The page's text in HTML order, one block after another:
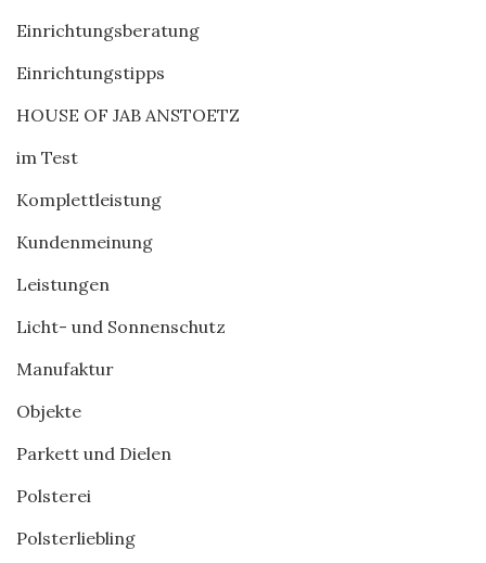
Einrichtungsberatung
Einrichtungstipps
HOUSE OF JAB ANSTOETZ
im Test
Komplettleistung
Kundenmeinung
Leistungen
Licht- und Sonnenschutz
Manufaktur
Objekte
Parkett und Dielen
Polsterei
Polsterliebling